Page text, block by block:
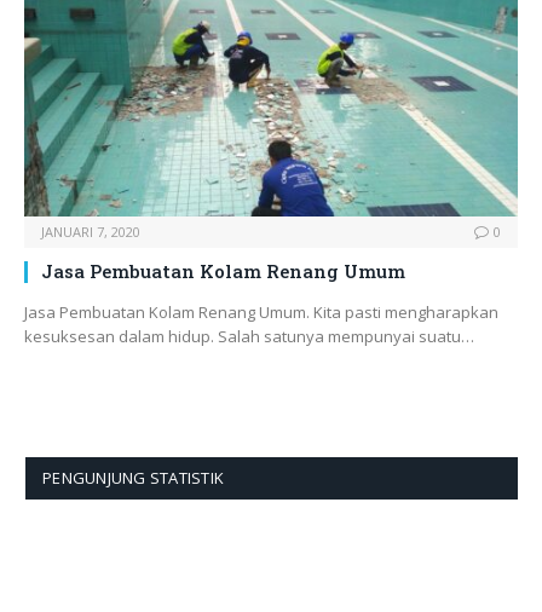
JANUARI 7, 2020 0
Jasa Pembuatan Kolam Renang Umum
Jasa Pembuatan Kolam Renang Umum. Kita pasti mengharapkan
kesuksesan dalam hidup. Salah satunya mempunyai suatu…
PENGUNJUNG STATISTIK